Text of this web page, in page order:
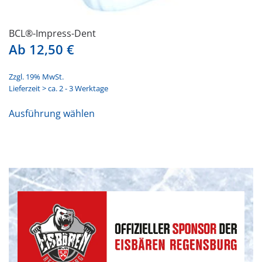
BCL®-Impress-Dent
Ab 12,50 €
Zzgl. 19% MwSt.
Lieferzeit > ca. 2 - 3 Werktage
Ausführung wählen
auf.
Die
können
auf